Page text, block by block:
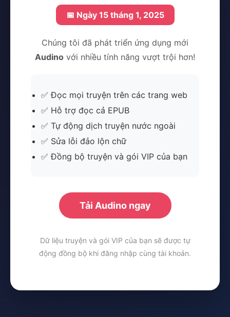
📅 Ngày 15 tháng 1, 2025
Chúng tôi đã phát triển ứng dụng mới
Audino với nhiều tính năng vượt trội hơn!
✅ Đọc mọi truyện trên các trang web
✅ Hỗ trợ đọc cả EPUB
✅ Tự động dịch truyện nước ngoài
✅ Sửa lỗi đảo lộn chữ
✅ Đồng bộ truyện và gói VIP của bạn
Tải Audino ngay
Dữ liệu truyện và gói VIP của bạn sẽ được tự
động đồng bộ khi đăng nhập cùng tài khoản.